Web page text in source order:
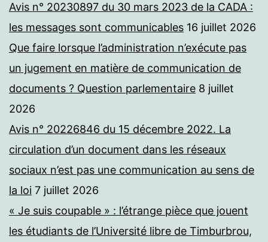
Avis n° 20230897 du 30 mars 2023 de la CADA :
les messages sont communicables 16 juillet 2026
Que faire lorsque l’administration n’exécute pas
un jugement en matière de communication de
documents ? Question parlementaire 8 juillet
2026
Avis n° 20226846 du 15 décembre 2022. La
circulation d’un document dans les réseaux
sociaux n’est pas une communication au sens de
la loi 7 juillet 2026
« Je suis coupable » : l’étrange pièce que jouent
les étudiants de l’Université libre de Timburbrou,